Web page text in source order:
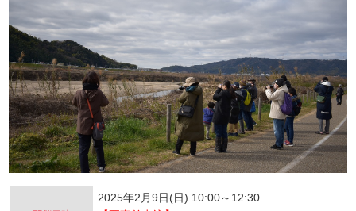
2025年2月9日(日) 10:00～12:30